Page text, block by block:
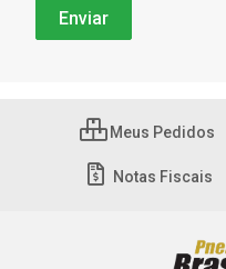
Meus Pedidos
Notas Fiscais